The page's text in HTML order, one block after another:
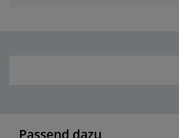
Passend dazu